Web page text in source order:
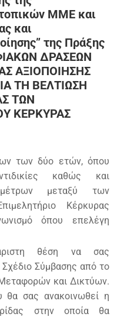
ΜΜΕ και
και
της Πράξης
ΔΡΑΣΕΩΝ
ΑΞΙΟΠΟΙΗΣΗΣ
ΤΗ ΒΕΛΤΙΩΣΗ
ΤΩΝ
ΚΕΡΚΥΡΑΣ
των δύο ετών, όπου
καθώς και
μέτρων μεταξύ των
Κέρκυρας
όπου επελέγη
θέση να σας
Σχέδιο Σύμβασης από το
και Δικτύων.
θα σας ανακοινωθεί η
στην οποία θα